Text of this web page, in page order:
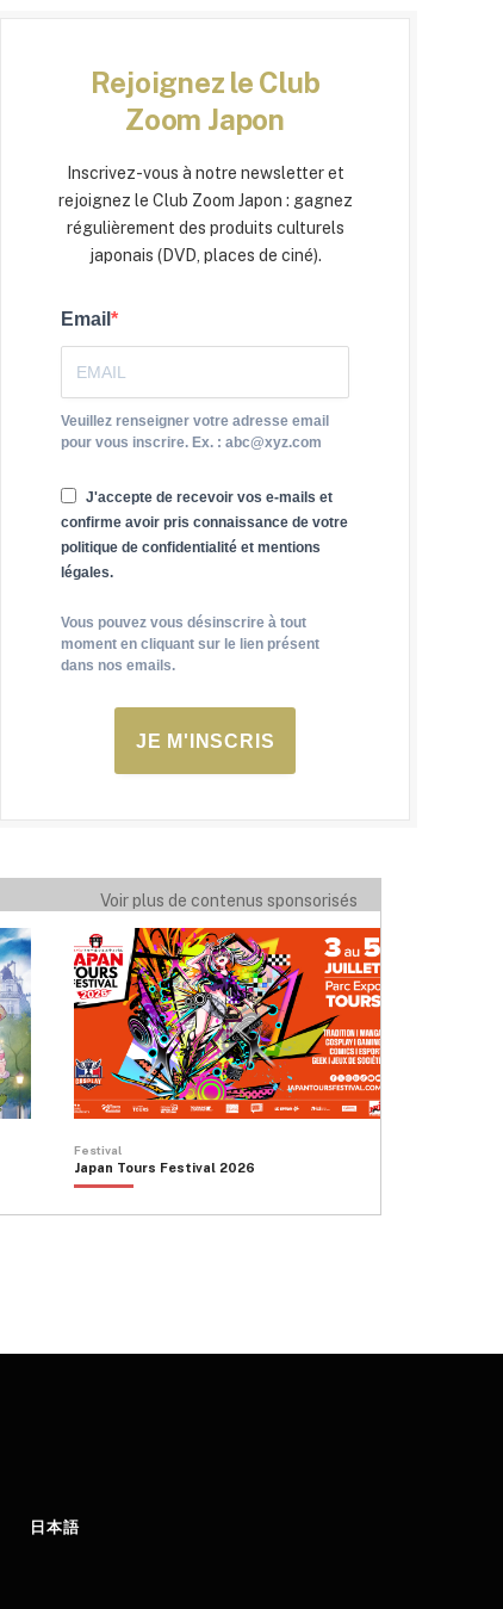
Rejoignez le Club
Zoom Japon
Inscrivez-vous à notre newsletter et
rejoignez le Club Zoom Japon : gagnez
régulièrement des produits culturels
japonais (DVD, places de ciné).
Email
Veuillez renseigner votre adresse email
pour vous inscrire. Ex. : abc@xyz.com
J'accepte de recevoir vos e-mails et
confirme avoir pris connaissance de votre
politique de confidentialité et mentions
légales.
Vous pouvez vous désinscrire à tout
moment en cliquant sur le lien présent
dans nos emails.
JE M'INSCRIS
Voir plus de contenus sponsorisés
Festival
Japan Tours Festival 2026
日本語